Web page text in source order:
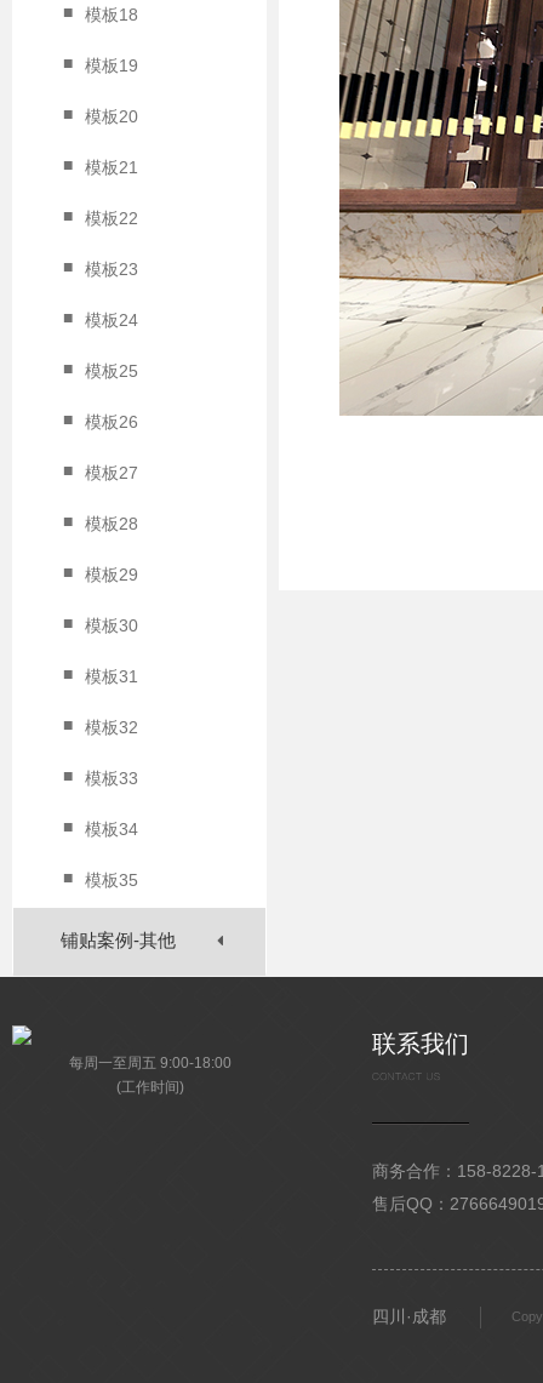
■ 模板18
■ 模板19
■ 模板20
■ 模板21
■ 模板22
■ 模板23
■ 模板24
■ 模板25
■ 模板26
■ 模板27
■ 模板28
■ 模板29
■ 模板30
■ 模板31
■ 模板32
■ 模板33
■ 模板34
■ 模板35
铺贴案例-其他
每周一至周五 9:00-18:00
(工作时间)
联系我们
商务合作：158-
售后QQ：
四川·成都